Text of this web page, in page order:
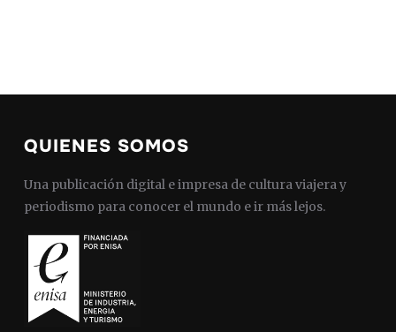
QUIENES SOMOS
Una publicación digital e impresa de cultura viajera y
periodismo para conocer el mundo e ir más lejos.